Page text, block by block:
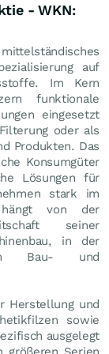
- WKN:
auf
Im Kern
funktionale
eingesetzt
oder als
Produkten. Das
Konsumgüter
Lösungen für
stark im
von der
seiner
in der
im Bau- und
Herstellung und
sowie
ausgelegt